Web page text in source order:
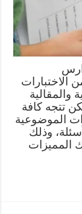
الاختبارات
والمقالية
تتجه كافة
الموضوعية
وذلك
المميزات